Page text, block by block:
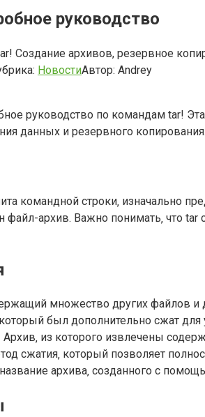
руководство
Создание архивов, резервное
НовостиАвтор: Andrey
руководство по командам tar!
данных и резервного
командной строки‚ изначально
архив. Важно понимать‚ что tar
множество других файлов и
был дополнительно сжат
Архив‚ из которого извлечены
сжатия‚ который позволяет
архива‚ созданного с